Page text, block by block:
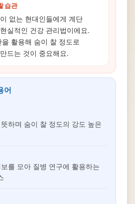
습관
없는 현대인들에게 계단
실적인 건강 관리법이에요.
활용해 숨이 찰 정도로
드는 것이 중요해요.
어
하며 숨이 찰 정도의 강도 높은
를 모아 질병 연구에 활용하는